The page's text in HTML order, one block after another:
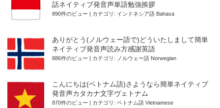
話ネイティブ発音声単語勉強挨拶
890件のビュー カテゴリ: インドネシア語 Bahasa
ありがとう(ノルウェー語で)どういたしまして簡単
ネイティブ発音声読み方感謝英語
886件のビュー カテゴリ: ノルウェー語 Norwegian
こんにちは(ベトナム語)さようなら簡単ネイティブ
発音声カタカナ文字ヴェトナム
870件のビュー カテゴリ: ベトナム語 Vietnamese